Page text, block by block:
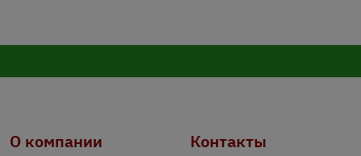
О компании Контакты